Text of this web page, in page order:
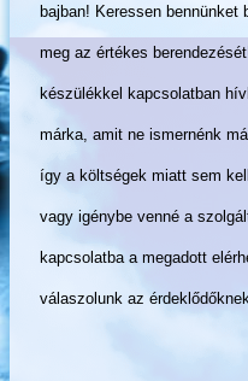
bajban! Keressen
meg az értékes
készülékkel kapcsolatban
márka, amit ne ismernénk
így a költségek miatt sem
vagy igénybe venné a
kapcsolatba a megadott
válaszolunk az érdeklődőknek.